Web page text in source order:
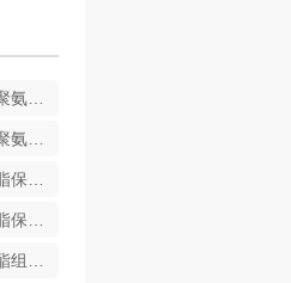
硬泡聚氨酯复合浅荔枝面陶瓷薄板保温装饰一体板
硬泡聚氨酯陶瓷薄板一体板
聚氨脂保温装饰一体化板
聚氨脂保温装饰一体化板
聚氨酯组合料